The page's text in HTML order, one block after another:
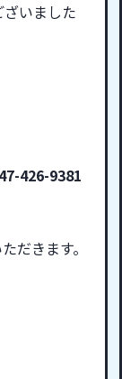
いました
426-9381
だきます。